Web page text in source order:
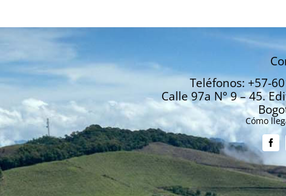
Teléfonos: +57-
Calle 97a N° 9 – 45.
Cómo